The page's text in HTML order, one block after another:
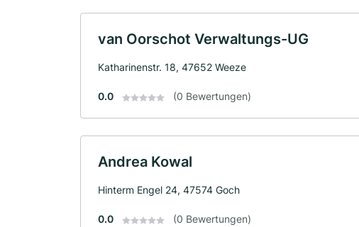
van Oorschot Verwaltungs-UG
Katharinenstr. 18, 47652 Weeze
0.0 (0 Bewertungen)
Andrea Kowal
Hinterm Engel 24, 47574 Goch
0.0 (0 Bewertungen)